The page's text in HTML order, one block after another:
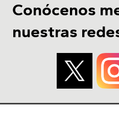
Conócenos
nuestras